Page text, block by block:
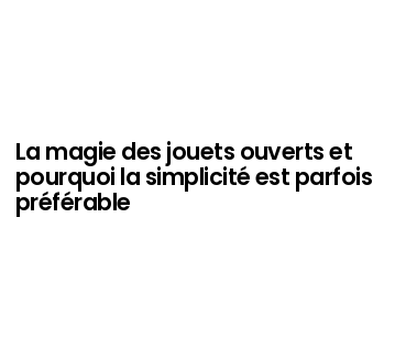
La magie des jouets ouverts et
pourquoi la simplicité est parfois
préférable